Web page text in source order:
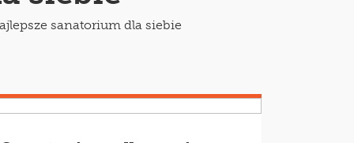
sanatorium dla siebie